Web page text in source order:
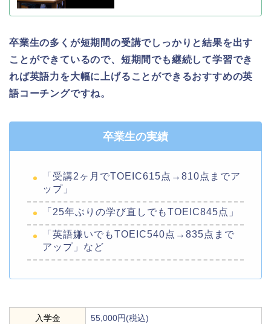
卒業生の多くが短期間の受講でしっかりと結果を出す
ことができているので、短期間でも継続して学習でき
れば英語力を大幅に上げることができるおすすめの英
語コーチングですね。
卒業生の実績
「受講2ヶ月でTOEIC615点→810点までア
ップ」
「25年ぶりの学び直しでもTOEIC845点」
「英語嫌いでもTOEIC540点→835点まで
アップ」など
入学金 55,000円(税込)